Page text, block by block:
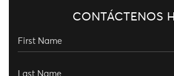
CONTÁCTENOS